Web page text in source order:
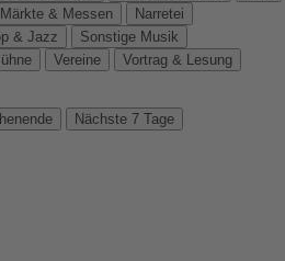
Märkte & Messen
Narretei
& Jazz
Sonstige Musik
Vereine
Vortrag & Lesung
Nächste 7 Tage